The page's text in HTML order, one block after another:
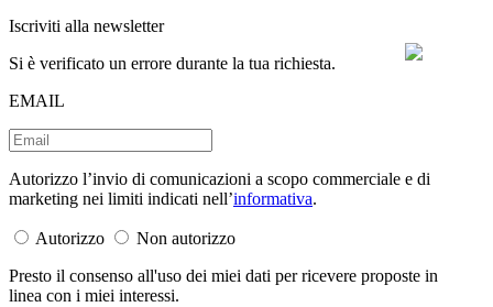
Iscriviti alla newsletter
Si è verificato un errore durante la tua richiesta.
EMAIL
Autorizzo l’invio di comunicazioni a scopo commerciale e di
marketing nei limiti indicati nell’informativa.
Autorizzo
Non autorizzo
Presto il consenso all'uso dei miei dati per ricevere proposte in
linea con i miei interessi.